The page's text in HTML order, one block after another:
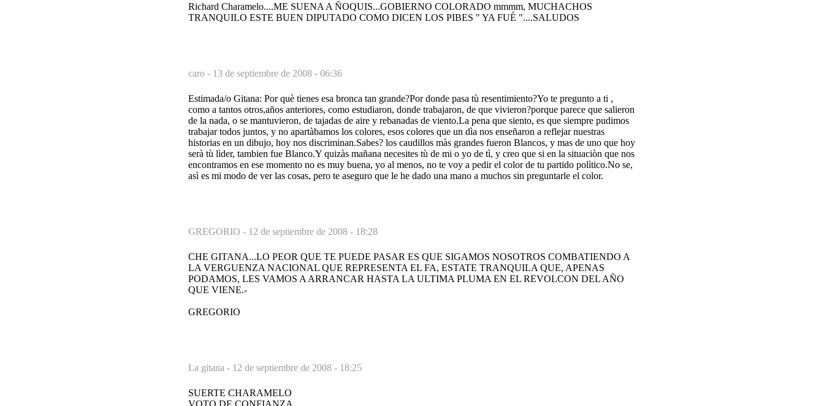
Richard Charamelo....ME SUENA A ÑOQUIS...GOBIERNO COLORADO mmmm, MUCHACHOS
TRANQUILO ESTE BUEN DIPUTADO COMO DICEN LOS PIBES " YA FUÉ "....SALUDOS
caro - 13 de septiembre de 2008 - 06:36
Estimada/o Gitana: Por què tienes esa bronca tan grande?Por donde pasa tù resentimiento?Yo te pregunto a ti ,
como a tantos otros,años anteriores, como estudiaron, donde trabajaron, de que vivieron?porque parece que salieron
de la nada, o se mantuvieron, de tajadas de aire y rebanadas de viento.La pena que siento, es que siempre pudimos
trabajar todos juntos, y no apartàbamos los colores, esos colores que un dìa nos enseñaron a reflejar nuestras
historias en un dibujo, hoy nos discriminan.Sabes? los caudillos màs grandes fueron Blancos, y mas de uno que hoy
serà tù lìder, tambien fue Blanco.Y quizàs mañana necesites tù de mi o yo de tì, y creo que si en la situaciòn que nos
encontramos en ese momento no es muy buena, yo al menos, no te voy a pedir el color de tu partido polìtico.No se,
asì es mi modo de ver las cosas, pero te aseguro que le he dado una mano a muchos sin preguntarle el color.
GREGORIO - 12 de septiembre de 2008 - 18:28
CHE GITANA...LO PEOR QUE TE PUEDE PASAR ES QUE SIGAMOS NOSOTROS COMBATIENDO A
LA VERGUENZA NACIONAL QUE REPRESENTA EL FA, ESTATE TRANQUILA QUE, APENAS
PODAMOS, LES VAMOS A ARRANCAR HASTA LA ULTIMA PLUMA EN EL REVOLCON DEL AÑO
QUE VIENE.-
GREGORIO
La gitana - 12 de septiembre de 2008 - 18:25
SUERTE CHARAMELO
VOTO DE CONFIANZA